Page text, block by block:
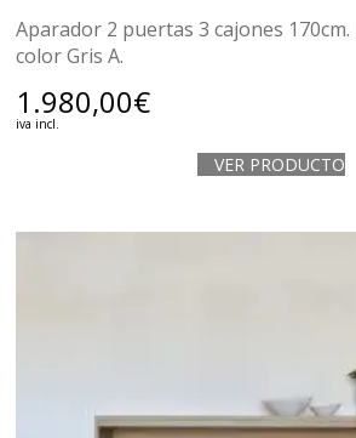
Aparador 2 puertas 3 cajones
color Gris A.
1.980,00€
iva incl.
VER PRODUCTO